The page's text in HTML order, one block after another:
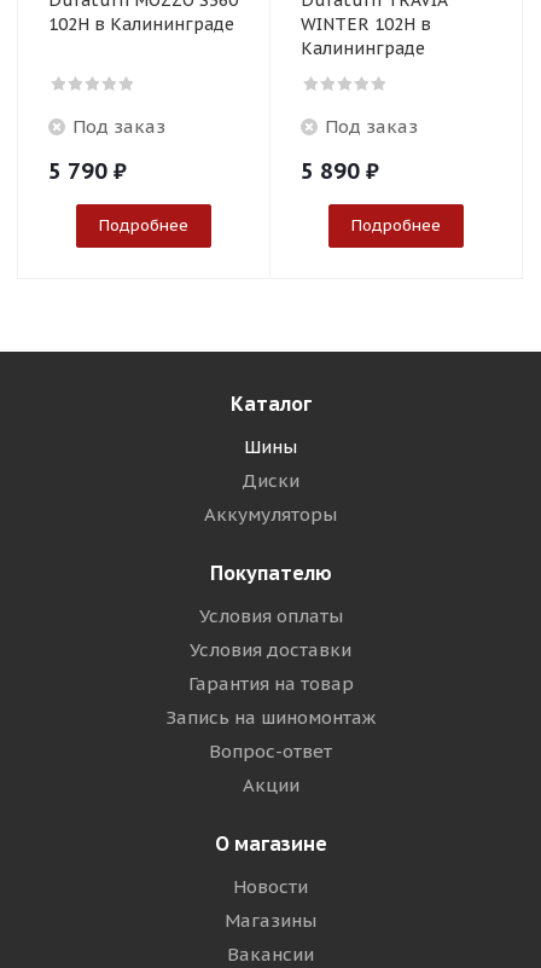
102H в Калининграде
Под заказ
5 790 ₽
Подробнее
WINTER 102H в
Калининграде
Под заказ
5 890 ₽
Подробнее
Каталог
Шины
Диски
Аккумуляторы
Покупателю
Условия оплаты
Условия доставки
Гарантия на товар
Запись на шиномонтаж
Вопрос-ответ
Акции
О магазине
Новости
Магазины
Вакансии